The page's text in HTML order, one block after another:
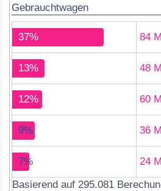
Gebrauchtwagen
37% 84
13% 48
12% 60
9% 36
7%
24
Basierend auf 295.081